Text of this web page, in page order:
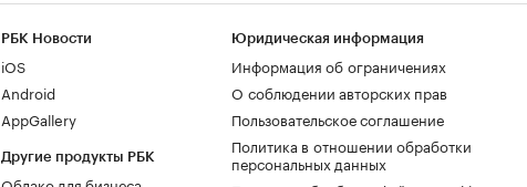
РБК Новости
iOS
Android
AppGallery
Другие продукты РБК
Юридическая информация
Информация об ограничениях
О соблюдении авторских прав
Пользовательское соглашение
Политика в отношении обработки
персональных данных